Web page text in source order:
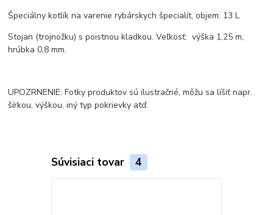
Špeciálny kotlík na varenie rybárskych špecialít, objem: 13 L
Stojan (trojnožku) s poistnou kladkou. Veľkosť: výška 1,25 m,
hrúbka 0,8 mm.
UPOZRNENIE: Fotky produktov sú ilustračné, môžu sa líšiť napr.
šírkou, výškou, iný typ pokrievky atď.
Súvisiaci tovar 4